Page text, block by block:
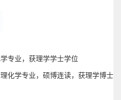
专业，获理学学士学位
化学专业，硕博连读，获理学博士